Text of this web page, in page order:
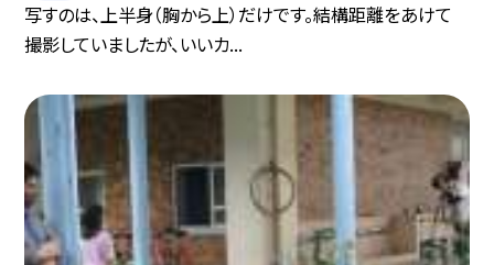
写すのは、上半身（胸から上）だけです。結構距離をあけて
撮影していましたが、いいカ...